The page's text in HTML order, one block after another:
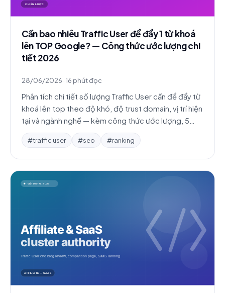
Cần bao nhiêu Traffic User để đẩy 1 từ khoá
lên TOP Google? — Công thức ước lượng chi
tiết 2026
28/06/2026 ·16 phút đọc
Phân tích chi tiết số lượng Traffic User cần để đẩy từ
khoá lên top theo độ khó, độ trust domain, vị trí hiện
tại và ngành nghề — kèm công thức ước lượng, 5
case study thực tế và bảng ngân sách tham khảo.
#traffic user #seo #ranking